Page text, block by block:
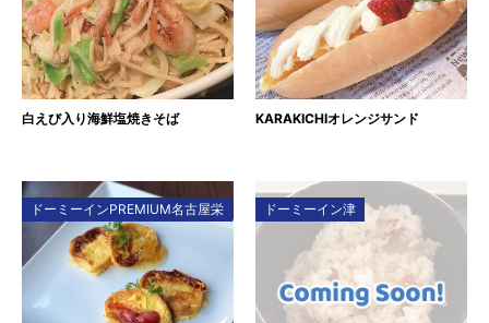
白えび入り海鮮塩焼きそば KARAKICHIオレンジサンド
ドーミーインPREMIUM名古屋栄 ドーミーイン津